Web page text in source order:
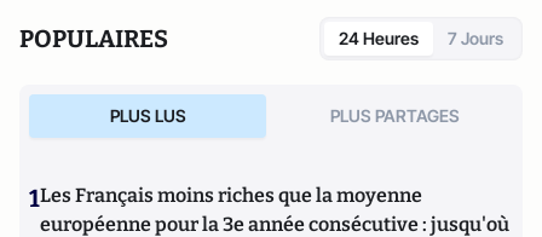
POPULAIRES 24 Heures 7 Jours
PLUS LUS PLUS PARTAGES
1Les Français moins riches que la moyenne
européenne pour la 3e année consécutive : jusqu'où